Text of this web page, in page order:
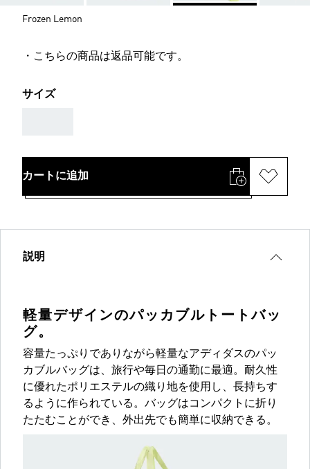
Frozen Lemon
・こちらの商品は返品可能です。
サイズ
カートに追加
説明
軽量デザインのパッカブルトートバッ
グ。
容量たっぷりでありながら軽量なアディダスのパッ
カブルバッグは、旅行や毎日の通勤に最適。耐久性
に優れたポリエステルの織り地を使用し、長持ちす
るように作られている。バッグはコンパクトに折り
たたむことができ、外出先でも簡単に収納できる。